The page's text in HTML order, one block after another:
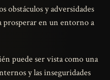
obstáculos y adversidades
prosperar en un entorno a
puede ser vista como una
y las inseguridades